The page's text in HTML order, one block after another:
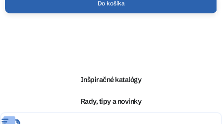
Do košíka
e
Inšpiračné katalógy
Rady, tipy a novinky